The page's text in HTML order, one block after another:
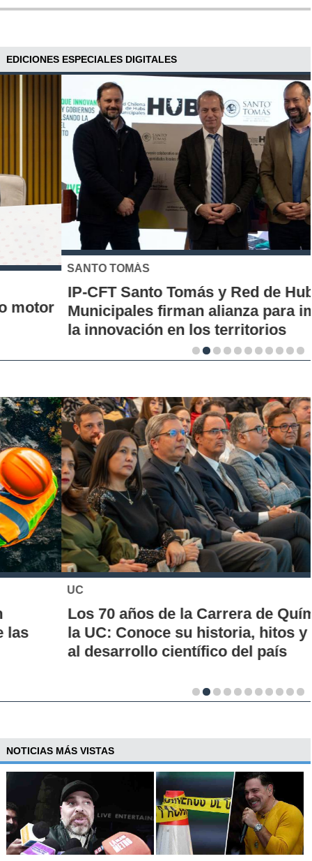
EDICIONES ESPECIALES DIGITALES
SANTO TOMÁS
IP-CFT Santo Tomás y Red de Hubs
Municipales firman alianza para impulsar
la innovación en los territorios
Los 70 años de la Carrera de Química de
la UC: Conoce su historia, hitos y aporte
al desarrollo científico del país
NOTICIAS MÁS VISTAS